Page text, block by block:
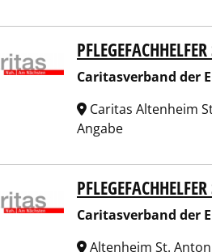
der Erzdiözese
Caritasverband der
Caritas Altenheim
Angabe
der Erzdiözese
Caritasverband der
Altenheim St.